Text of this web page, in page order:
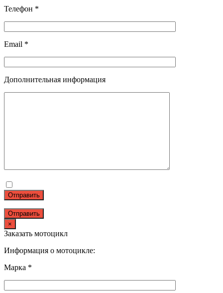
Телефон *
Email *
Дополнительная информация
Отправить
×
Заказать мотоцикл
Информация о мотоцикле:
Марка *